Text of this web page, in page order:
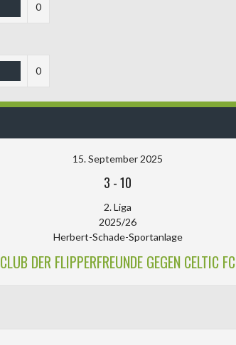
0
0
15. September 2025
3 -10
2. Liga
2025/26
Herbert-Schade-Sportanlage
CLUB DER FLIPPERFREUNDE GEGEN CELTIC FC